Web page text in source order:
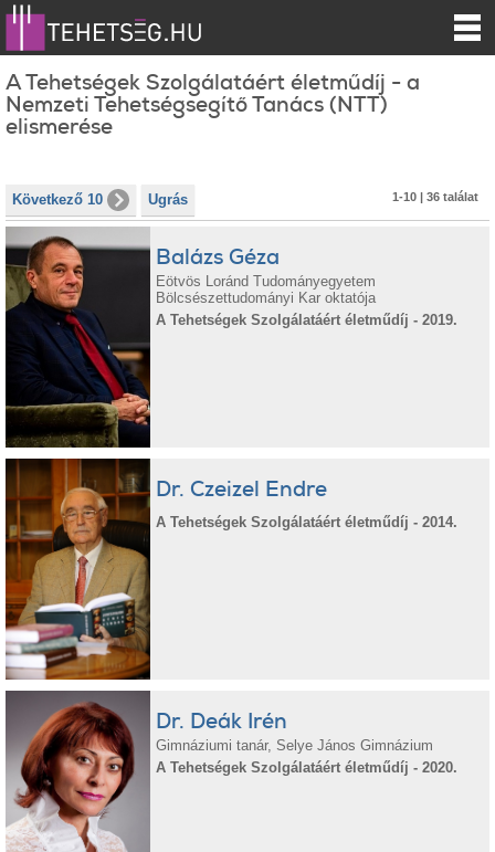
A Tehetségek Szolgálatáért életműdíj - a
Nemzeti Tehetségsegítő Tanács (NTT)
elismerése
Következő 10 Ugrás 1-10 | 36 találat
Balázs Géza
Eötvös Loránd Tudományegyetem
Bölcsészettudományi Kar oktatója
A Tehetségek Szolgálatáért életműdíj - 2019.
Dr. Czeizel Endre
A Tehetségek Szolgálatáért életműdíj - 2014.
Dr. Deák Irén
Gimnáziumi tanár, Selye János Gimnázium
A Tehetségek Szolgálatáért életműdíj - 2020.